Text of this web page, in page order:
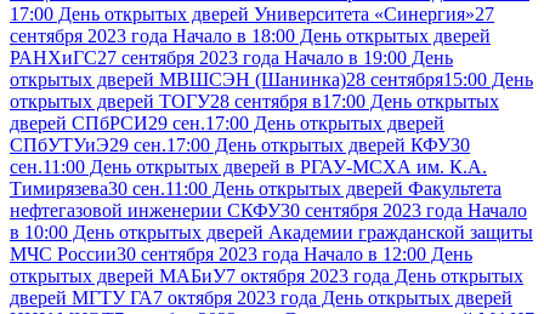
17:00 День открытых дверей Университета «Синергия»27
сентября 2023 года Начало в 18:00 День открытых дверей
РАНХиГС27 сентября 2023 года Начало в 19:00 День
открытых дверей МВШСЭН (Шанинка)28 сентября15:00 День
открытых дверей ТОГУ28 сентября в17:00 День открытых
дверей СПбРСИ29 сен.17:00 День открытых дверей
СПбУТУиЭ29 сен.17:00 День открытых дверей КФУ30
сен.11:00 День открытых дверей в РГАУ-МСХА им. К.А.
Тимирязева30 сен.11:00 День открытых дверей Факультета
нефтегазовой инженерии СКФУ30 сентября 2023 года Начало
в 10:00 День открытых дверей Академии гражданской защиты
МЧС России30 сентября 2023 года Начало в 12:00 День
открытых дверей МАБиУ7 октября 2023 года День открытых
дверей МГТУ ГА7 октября 2023 года День открытых дверей